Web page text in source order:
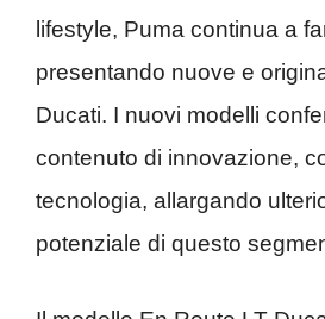
lifestyle, Puma continua a
presentando nuove e
Ducati. I nuovi modelli
contenuto di innovazione,
tecnologia, allargando
potenziale di questo